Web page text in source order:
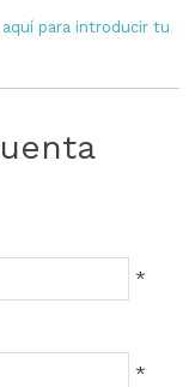
aquí para introducir tu
*
*